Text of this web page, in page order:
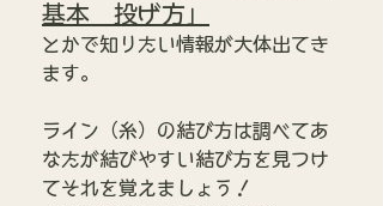
基本　投げ方」
とかで知りたい情報が大体出てき
ます。
ライン（糸）の結び方は調べてあ
なたが結びやすい結び方を見つけ
てそれを覚えましょう！